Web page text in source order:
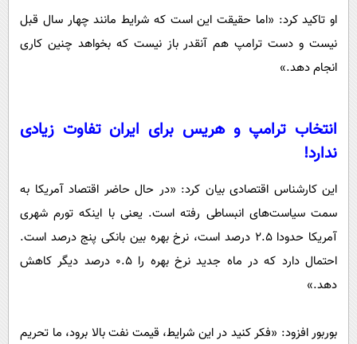
او تاکید کرد: «اما حقیقت این است که شرایط مانند چهار سال قبل
نیست و دست ترامپ هم آنقدر باز نیست که بخواهد چنین کاری
انجام دهد.»
انتخاب ترامپ و هریس برای ایران تفاوت زیادی
ندارد!
این کارشناس اقتصادی بیان کرد: «در حال حاضر اقتصاد آمریکا به
سمت سیاست‌های انبساطی رفته است. یعنی با اینکه تورم شهری
آمریکا حدودا ۲.۵ درصد است، نرخ بهره بین بانکی پنج درصد است.
احتمال دارد که در ماه جدید نرخ بهره را ۰.۵ درصد دیگر کاهش
دهد.»
بوربور افزود: «فکر کنید در این شرایط، قیمت نفت بالا برود، ما تحریم